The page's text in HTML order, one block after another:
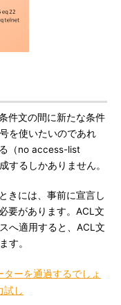
件文の間に新たな条件
を使いたいのであれ
（no access-list
するしかありません。
きには、事前に宣言し
要があります。ACL文
へ適用すると、ACL文
す。
ーを通過するでしょ
し